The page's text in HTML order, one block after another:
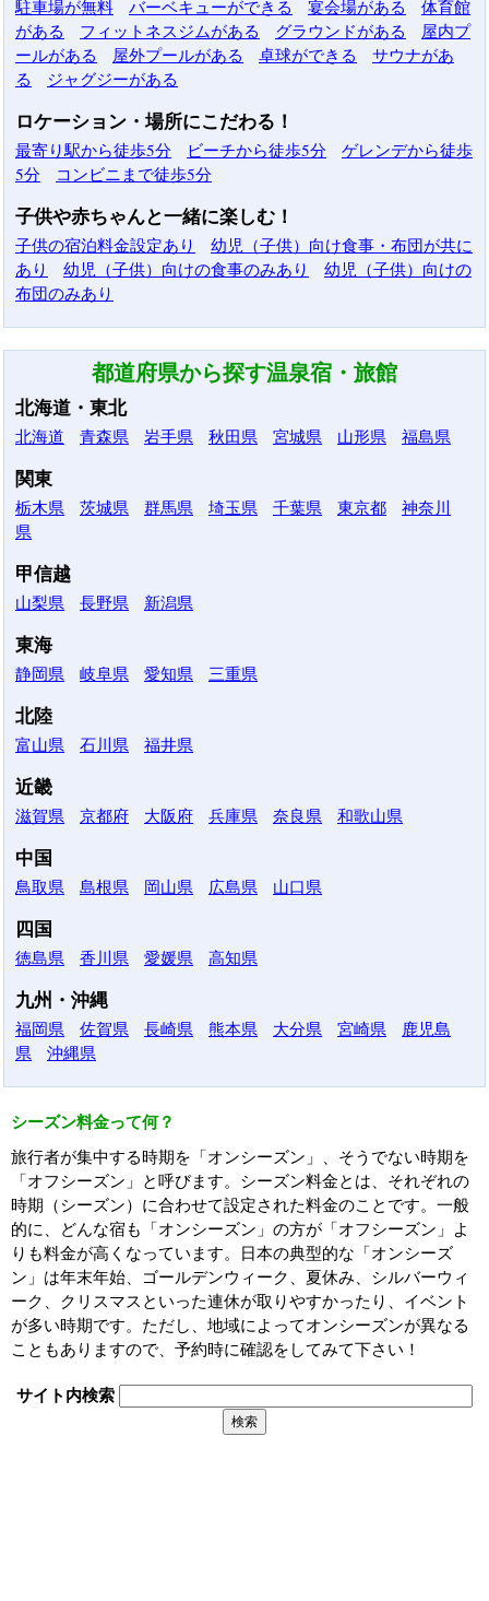
駐車場が無料 バーベキューができる 宴会場がある
体育館
がある
フィットネスジムがある グラウンドがある
屋内プ
ールがある
屋外プールがある 卓球ができる
サウナがあ
る
ジャグジーがある
ロケーション・場所にこだわる！
最寄り駅から徒歩5分 ビーチから徒歩5分
ゲレンデから徒歩
5分
コンビニまで徒歩5分
子供や赤ちゃんと一緒に楽しむ！
子供の宿泊料金設定あり
幼児（子供）向け食事・布団が共に
あり
幼児（子供）向けの食事のみあり
幼児（子供）向けの
布団のみあり
都道府県から探す温泉宿・旅館
北海道・東北
北海道 青森県 岩手県 秋田県 宮城県 山形県 福島県
関東
栃木県 茨城県 群馬県 埼玉県 千葉県 東京都
神奈川
県
甲信越
山梨県 長野県 新潟県
東海
静岡県 岐阜県 愛知県 三重県
北陸
富山県 石川県 福井県
近畿
滋賀県 京都府 大阪府 兵庫県 奈良県 和歌山県
中国
鳥取県 島根県 岡山県 広島県 山口県
四国
徳島県 香川県 愛媛県 高知県
九州・沖縄
福岡県 佐賀県 長崎県 熊本県 大分県 宮崎県
鹿児島
県
沖縄県
シーズン料金って何？
旅行者が集中する時期を「オンシーズン」、そうでない時期を
「オフシーズン」と呼びます。シーズン料金とは、それぞれの
時期（シーズン）に合わせて設定された料金のことです。一般
的に、どんな宿も「オンシーズン」の方が「オフシーズン」よ
りも料金が高くなっています。日本の典型的な「オンシーズ
ン」は年末年始、ゴールデンウィーク、夏休み、シルバーウィ
ーク、クリスマスといった連休が取りやすかったり、イベント
が多い時期です。ただし、地域によってオンシーズンが異なる
こともありますので、予約時に確認をしてみて下さい！
サイト内検索